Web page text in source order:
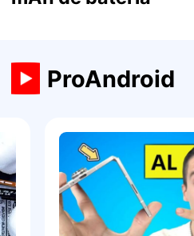
ProAndroid